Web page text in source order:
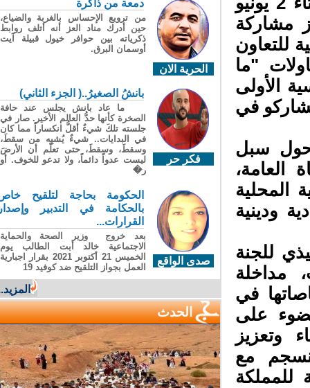
مشاركة
للتعاون
"ما
الأولى
في
سبل
المحلية
ودينية
للجنة
مداخلة
في
على
وتعزيز
مع
للمملكة
الحرية الان
دمعة من ذاكرة
من ترويع الإحساس بالغربة والضياع،
حين أدرك مناد العز أنه أتلف روابط
ذكرياته بين حوافر خيول قبيلة آيت
أوسمان البرق.
فكر حر
بانشُ الصغيرُ..( الجزء الثاني)
ما عاد بانش يجلس عند حافة
الصخرة كأنها حدُّ العالم الأخير. صار في
جلسته تلكَ شيءٌ أقلُّ انكساراً مما كان
في البدايات.. شيءٌ يُشبِه من سقطَ،
وسقطَ، وسقطَ، حتى تعلّم أن الأرضَ
ليست عدواً دائماً، ولا تدعو للخوف. أو
ر�
صدى الواقع
الحكومة بحاجة لتلقيح خاص
بالحكامة في التدبير وإصدار
القرارات...
بعد خروج وزير الصحة والحماية
الاجتماعية خالد أبت الطالب يوم
الخميس 21 أكتوبر 2021 بقرار اجبارية
العمل بجواز التلقيح ضد كوفيد 19
المزيد...
الحدث